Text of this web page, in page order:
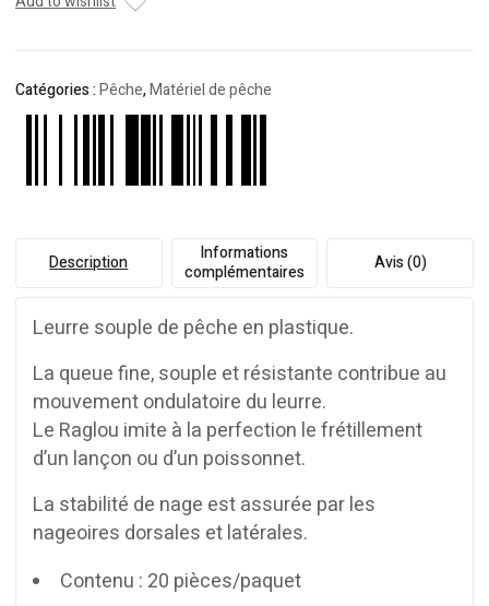
Catégories :Pêche,Matériel de pêche
Description
Informations
complémentaires
Avis (0)
Leurre souple de pêche en plastique.
La queue fine, souple et résistante contribue au
mouvement ondulatoire du leurre.
Le Raglou imite à la perfection le frétillement
d’un lançon ou d’un poissonnet.
La stabilité de nage est assurée par les
nageoires dorsales et latérales.
Contenu : 20 pièces/paquet